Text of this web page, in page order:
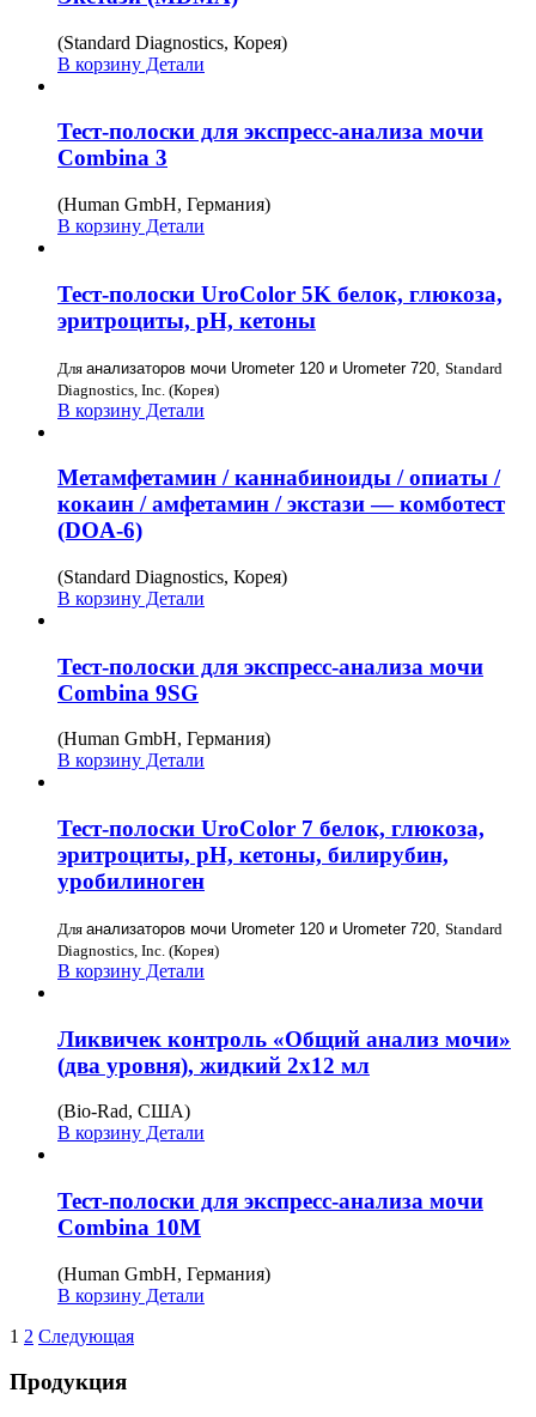
(Standard Diagnostics, Корея)
В корзину Детали
Тест-полоски для экспресс-анализа мочи
Combina 3
(Human GmbH, Германия)
В корзину Детали
Тест-полоски UroColor 5K белок, глюкоза,
эритроциты, рН, кетоны
Для анализаторов мочи Urometer 120 и Urometer 720, Standard
Diagnostics, Inc. (Корея)
В корзину Детали
Метамфетамин / каннабиноиды / опиаты /
кокаин / амфетамин / экстази — комботест
(DOA-6)
(Standard Diagnostics, Корея)
В корзину Детали
Тест-полоски для экспресс-анализа мочи
Combina 9SG
(Human GmbH, Германия)
В корзину Детали
Тест-полоски UroColor 7 белок, глюкоза,
эритроциты, рН, кетоны, билирубин,
уробилиноген
Для анализаторов мочи Urometer 120 и Urometer 720, Standard
Diagnostics, Inc. (Корея)
В корзину Детали
Ликвичек контроль «Общий анализ мочи»
(два уровня), жидкий 2х12 мл
(Bio-Rad, США)
В корзину Детали
Тест-полоски для экспресс-анализа мочи
Combina 10M
(Human GmbH, Германия)
В корзину Детали
1 2 Следующая
Продукция